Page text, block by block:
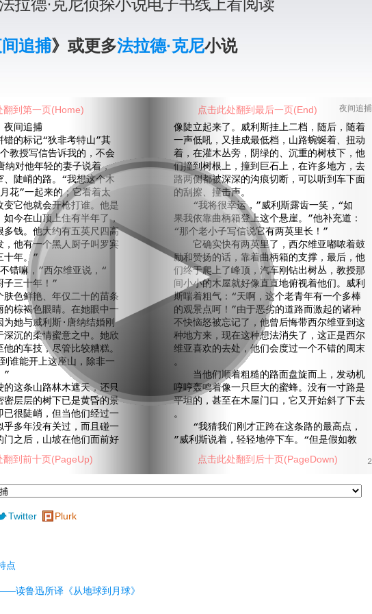
拉德·克尼侦探小说电子书线上看阅读
追捕》或更多法拉德·克尼小说
夜间追捕
捕
的标记“狄非考特山”其
教授写信告诉我的，不会
纳对他年轻的妻子说着，
、陡峭的路。“我想这个木
花”一起来的；它看着太
变它他就会开枪打谁。他是
今在山顶上住有半年了，
多钱。他大约有五英尺四高
，他有一个黑人厨子叫罗宾
十年。”
嘛，”西尔维亚说，“
子三十年！”
色鲜艳、年仅二十的苗条
的棕褐色眼睛。在她眼中一
她与威利斯·唐纳结婚刚
深沉的柔情蜜意之中。她欣
的车技，尽管比较糟糕。
能开上这座山，除非一
”
这条山路林木遮天，还只
密层层的树下已是黄昏的景
已很陡峭，但当他们经过一
乎多年没有关过，而且碰一
门之后，山坡在他们面前好
像陡立起来了。威利斯挂上二档，随后，随着
一声低吼，又挂成最低档，山路蜿蜒着、扭动
着，在灌木丛旁，阴绿的、沉重的树枝下，他
们撞到树根上，撞到巨石上，在许多地方，去
路两侧都被深深的沟痕切断，可以听到车下面
的刮擦、撞击声。
“我将很幸运，”威利斯露齿一笑，“如
果我依靠曲柄箱登上这个悬崖。”他补充道：
“那个老小子写信说它有两英里长！”
它确实快有两英里了，西尔维亚嘟哝着鼓
励和赞扬的话，靠着曲柄箱的支撑，最后，他
们终于爬上了峰顶，汽车刚钻出树丛，教授那
间小小的木屋就好像直直地俯视着他们。威利
斯喘着粗气：“天啊，这个老青年有一个多棒
的观景点呵！”由于恶劣的道路而激起的诸种
不快恼怒被忘记了，他曾后悔带西尔维亚到这
种地方来，现在这种想法消失了，这正是西尔
维亚喜欢的去处，他们会度过一个不错的周末
。
当他们顺着粗糙的路面盘旋而上，发动机
哼哼轰鸣着像一只巨大的蜜蜂。没有一寸路是
平坦的，甚至在木屋门口，它又开始斜了下去
。
“我猜我们刚才正跨在这条路的最高点，
”威利斯说着，轻轻地停下车。“但是假如教
2
Twitter Plurk
翻到第一页(Home) 点击此处翻到最后一页(End)
翻到前十页(PageUp) 点击此处翻到后十页(PageDown)
点
读鲁迅所译《从地球到月球》